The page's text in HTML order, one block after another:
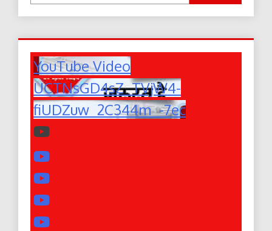
YouTube Video
UCTNsGD4sZ_TVjW4-
fiUDZuw_2C344m_-7ec